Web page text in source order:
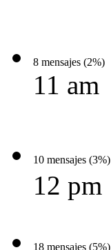
8 mensajes (2%)
11 am
10 mensajes (3%)
12 pm
18 mensajes (5%)